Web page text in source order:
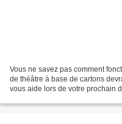
Vous ne savez pas comment
de théâtre à base de cartons
vous aide lors de votre prochain